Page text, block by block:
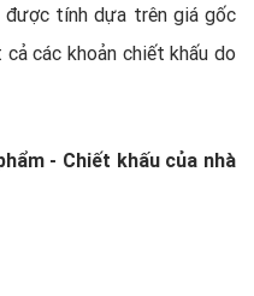
được tính dựa trên giá gốc
các khoản chiết khấu do
- Chiết khấu của nhà